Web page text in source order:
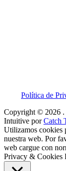
Política de
Copyright © 2026
Intuitive porCatch
Utilizamos cookies
nuestra web. Por
web cargue con
Privacy & Cookies